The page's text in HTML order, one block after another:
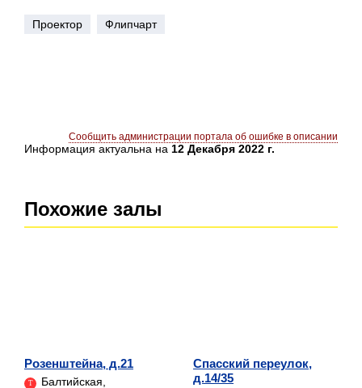
Проектор Флипчарт
Сообщить администрации портала об ошибке в описании
Информация актуальна на 12 Декабря 2022 г.
Похожие залы
Розенштейна, д.21
Балтийская,
Спасский переулок,
д.14/35